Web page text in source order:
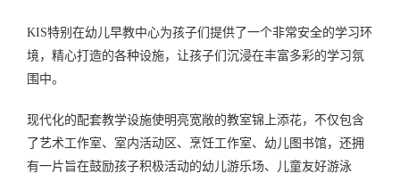
KIS特别在幼儿早教中心为孩子们提供了一个非常安全的学习环
境，精心打造的各种设施，让孩子们沉浸在丰富多彩的学习氛
围中。
现代化的配套教学设施使明亮宽敞的教室锦上添花，不仅包含
了艺术工作室、室内活动区、烹饪工作室、幼儿图书馆，还拥
有一片旨在鼓励孩子积极活动的幼儿游乐场、儿童友好游泳